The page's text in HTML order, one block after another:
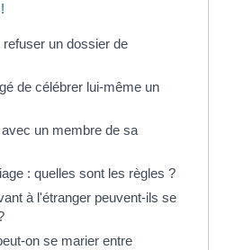
refuser un dossier de
de célébrer lui-même un
un membre de sa
: quelles sont les règles ?
à l'étranger peuvent-ils se
on se marier entre